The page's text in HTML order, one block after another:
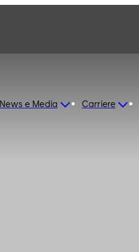
News e Media Carriere